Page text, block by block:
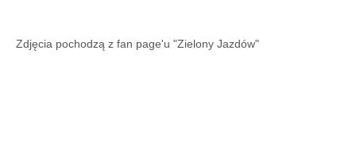
Zdjęcia pochodzą z fan page'u "Zielony Jazdów"